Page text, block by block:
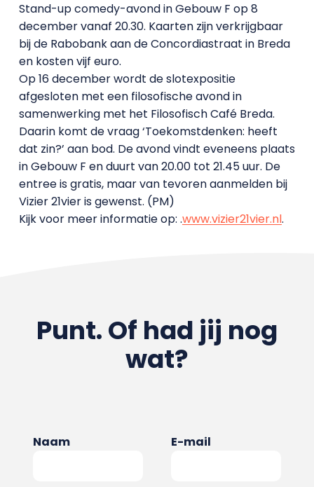
Stand-up comedy-avond in Gebouw F op 8
december vanaf 20.30. Kaarten zijn verkrijgbaar
bij de Rabobank aan de Concordiastraat in Breda
en kosten vijf euro.
Op 16 december wordt de slotexpositie
afgesloten met een filosofische avond in
samenwerking met het Filosofisch Café Breda.
Daarin komt de vraag ‘Toekomstdenken: heeft
dat zin?’ aan bod. De avond vindt eveneens plaats
in Gebouw F en duurt van 20.00 tot 21.45 uur. De
entree is gratis, maar van tevoren aanmelden bij
Vizier 21vier is gewenst. (PM)
Kijk voor meer informatie op: .www.vizier21vier.nl.
Punt. Of had jij nog
wat?
Naam E-mail